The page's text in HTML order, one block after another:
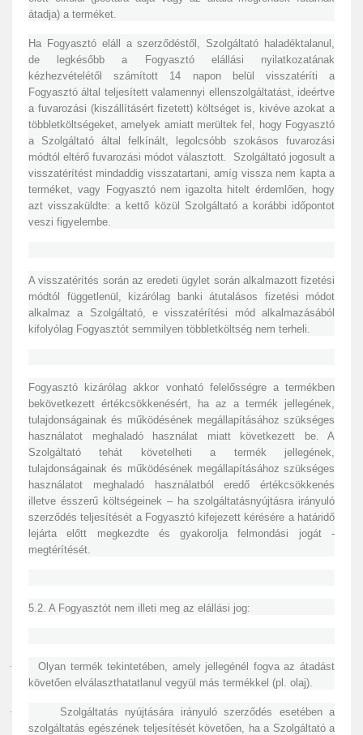
átadja) a terméket.
Ha Fogyasztó eláll a szerződéstől, Szolgáltató haladéktalanul,
de legkésőbb a Fogyasztó elállási nyilatkozatának
kézhezvételétől számított 14 napon belül visszatéríti a
Fogyasztó által teljesített valamennyi ellenszolgáltatást, ideértve
a fuvarozási (kiszállításért fizetett) költséget is, kivéve azokat a
többletköltségeket, amelyek amiatt merültek fel, hogy Fogyasztó
a Szolgáltató által felkínált, legolcsóbb szokásos fuvarozási
módtól eltérő fuvarozási módot választott. Szolgáltató jogosult a
visszatérítést mindaddig visszatartani, amíg vissza nem kapta a
terméket, vagy Fogyasztó nem igazolta hitelt érdemlően, hogy
azt visszaküldte: a kettő közül Szolgáltató a korábbi időpontot
veszi figyelembe.
A visszatérítés során az eredeti ügylet során alkalmazott fizetési
módtól függetlenül, kizárólag banki átutalásos fizetési módot
alkalmaz a Szolgáltató, e visszatérítési mód alkalmazásából
kifolyólag Fogyasztót semmilyen többletköltség nem terheli.
Fogyasztó kizárólag akkor vonható felelősségre a termékben
bekövetkezett értékcsökkenésért, ha az a termék jellegének,
tulajdonságainak és működésének megállapításához szükséges
használatot meghaladó használat miatt következett be. A
Szolgáltató tehát követelheti a termék jellegének,
tulajdonságainak és működésének megállapításához szükséges
használatot meghaladó használatból eredő értékcsökkenés
illetve ésszerű költségeinek – ha szolgáltatásnyújtásra irányuló
szerződés teljesítését a Fogyasztó kifejezett kérésére a határidő
lejárta előtt megkezdte és gyakorolja felmondási jogát -
megtérítését.
5.2. A Fogyasztót nem illeti meg az elállási jog:
·
Olyan termék tekintetében, amely jellegénél fogva az átadást
követően elválaszthatatlanul vegyül más termékkel (pl. olaj).
·
Szolgáltatás nyújtására irányuló szerződés esetében a
szolgáltatás egészének teljesítését követően, ha a Szolgáltató a